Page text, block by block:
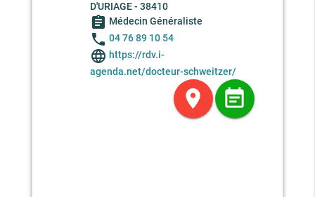
D'URIAGE - 38410
assignment Médecin Généraliste
phone 04 76 89 10 54
language https://rdv.i-
agenda.net/docteur-schweitzer/
location_on event_note